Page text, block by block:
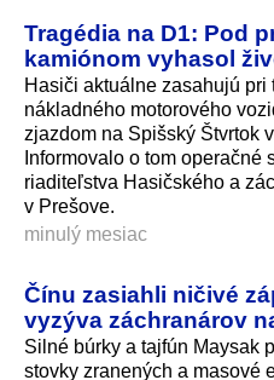
Tragédia na D1: Pod
kamiónom vyhasol
Hasiči aktuálne zasahujú
nákladného motorového
zjazdom na Spišský Štvrtok
Informovalo o tom operačné
riaditeľstva Hasičského a
v Prešove.
minulý mesiac
Čínu zasiahli ničivé
vyzýva záchranárov
Silné búrky a tajfún Maysak
stovky zranených a masové